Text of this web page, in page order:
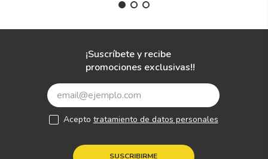
¡Suscríbete y recibe
promociones exclusivas!!
SUSCRIBIRME
Acepto tratamiento de datos personales